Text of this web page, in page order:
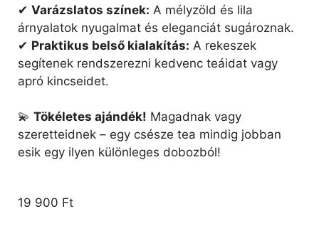
✔ Varázslatos színek: A mélyzöld és lila
árnyalatok nyugalmat és eleganciát sugároznak.
✔ Praktikus belső kialakítás: A rekeszek
segítenek rendszerezni kedvenc teáidat vagy
apró kincseidet.
💫 Tökéletes ajándék! Magadnak vagy
szeretteidnek – egy csésze tea mindig jobban
esik egy ilyen különleges dobozból!
19 900 Ft